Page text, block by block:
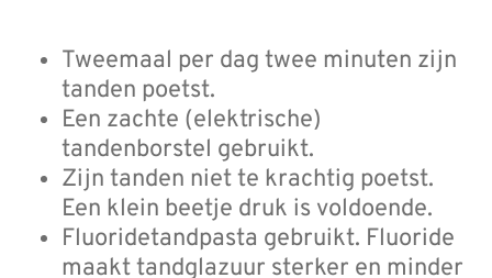
Tweemaal per dag twee minuten zijn
tanden poetst.
Een zachte (elektrische)
tandenborstel gebruikt.
Zijn tanden niet te krachtig poetst.
Een klein beetje druk is voldoende.
Fluoridetandpasta gebruikt. Fluoride
maakt tandglazuur sterker en minder